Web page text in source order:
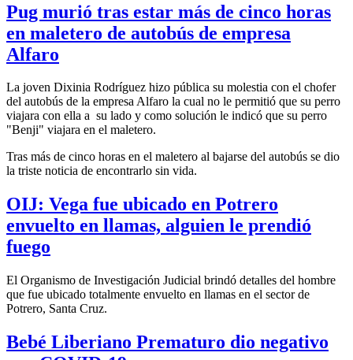
Pug murió tras estar más de cinco horas
en maletero de autobús de empresa
Alfaro
La joven Dixinia Rodríguez hizo pública su molestia con el chofer
del autobús de la empresa Alfaro la cual no le permitió que su perro
viajara con ella a su lado y como solución le indicó que su perro
"Benji" viajara en el maletero.
Tras más de cinco horas en el maletero al bajarse del autobús se dio
la triste noticia de encontrarlo sin vida.
OIJ: Vega fue ubicado en Potrero
envuelto en llamas, alguien le prendió
fuego
El Organismo de Investigación Judicial brindó detalles del hombre
que fue ubicado totalmente envuelto en llamas en el sector de
Potrero, Santa Cruz.
Bebé Liberiano Prematuro dio negativo